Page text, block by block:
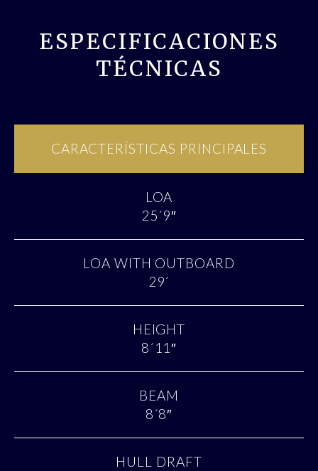
ESPECIFICACIONES
TÉCNICAS
CARACTERÍSTICAS PRINCIPALES
LOA
25´9″
LOA WITH OUTBOARD
29´
HEIGHT
8´11″
BEAM
8´8″
HULL DRAFT